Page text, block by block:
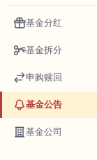
基金分红
基金拆分
申购赎回
基金公告
基金公司